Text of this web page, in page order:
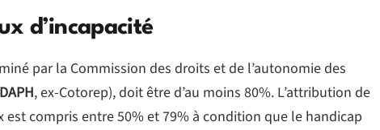
d’incapacité
par la Commission des droits et de l’autonomie des
, ex-Cotorep), doit être d’au moins 80%. L’attribution de
est compris entre 50% et 79% à condition que le handicap